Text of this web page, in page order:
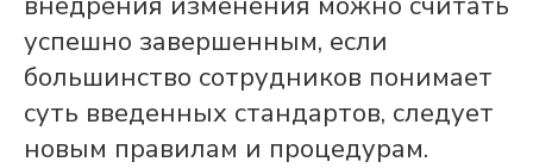
успешно завершенным, если
большинство сотрудников понимает
суть введенных стандартов, следует
новым правилам и процедурам.